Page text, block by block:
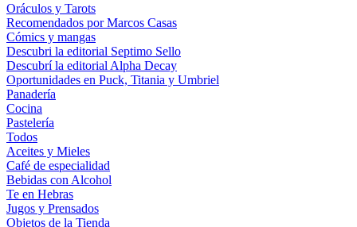
Oráculos y Tarots
Recomendados por Marcos Casas
Cómics y mangas
Descubri la editorial Septimo Sello
Descubrí la editorial Alpha Decay
Oportunidades en Puck, Titania y Umbriel
Panadería
Cocina
Pastelería
Todos
Aceites y Mieles
Café de especialidad
Bebidas con Alcohol
Te en Hebras
Jugos y Prensados
Objetos de la Tienda